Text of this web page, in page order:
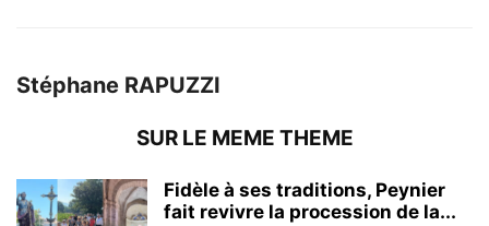
Stéphane RAPUZZI
SUR LE MEME THEME
Fidèle à ses traditions, Peynier
fait revivre la procession de la...